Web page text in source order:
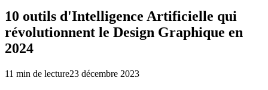
10 outils d'Intelligence Artificielle qui
révolutionnent le Design Graphique en
2024
11 min de lecture23 décembre 2023